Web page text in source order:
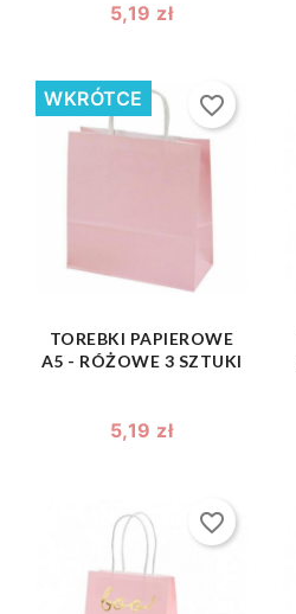
5,19 zł
TOREBKI PAPIEROWE
A5 - RÓŻOWE 3 SZTUKI
5,19 zł
WKRÓTCE favorite_border
shopping_bag 
favorite_border